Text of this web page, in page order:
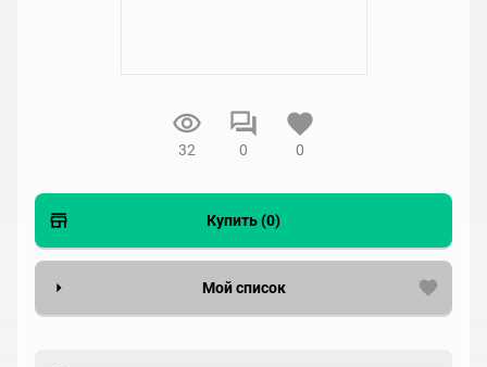
32 0 0
Купить (0)
Мой список